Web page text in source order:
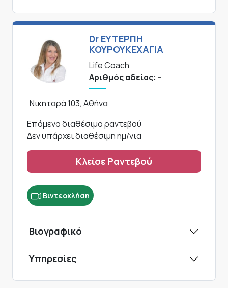
Dr ΕYTΕΡΠΗ
ΚΟΥΡΟΥΚΕΧΑΓΙΑ
Life Coach
Αριθμός αδείας: -
Νικηταρά 103, Αθήνα
Επόμενο διαθέσιμο ραντεβού
Δεν υπάρχει διαθέσιμη ημ/νια
Κλείσε Ραντεβού
Βιντεοκλήση
Βιογραφικό
Υπηρεσίες